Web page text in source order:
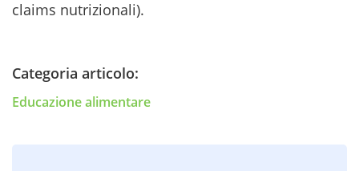
claims nutrizionali).
Categoria articolo:
Educazione alimentare